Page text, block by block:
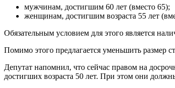
мужчинам, достигшим 60 лет (вместо 65);
женщинам, достигшим возраста 55 лет
Обязательным условием для этого является
Помимо этого предлагается уменьшить размер
Депутат напомнил, что сейчас правом на
достигших возраста 50 лет. При этом они